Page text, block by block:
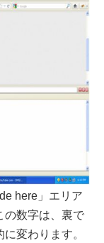
here」エリア
の数字は、裏で
変わります。